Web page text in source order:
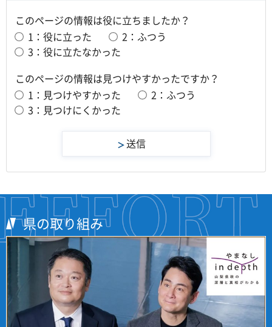
このページの情報は役に立ちましたか？
1：役に立った
2：ふつう
3：役に立たなかった
このページの情報は見つけやすかったですか？
1：見つけやすかった
2：ふつう
3：見つけにくかった
県の取り組み